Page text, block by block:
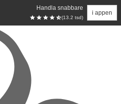
Handla snabbare
(13.2 tsd)
i appen